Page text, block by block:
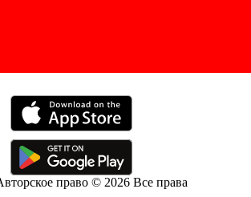
право © 2026 Все права